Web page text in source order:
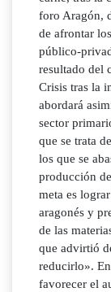
foro Aragón,
de afrontar
público-
resultado del
Crisis tras la
abordará
sector
que se trata
los que se
producción
meta es
aragonés y
de las
que advirtió
reducirlo».
favorecer el